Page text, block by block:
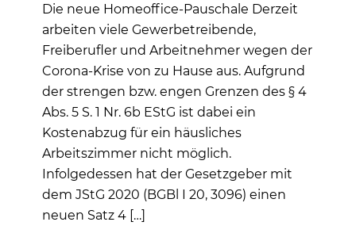
Die neue Homeoffice-Pauschale Derzeit
arbeiten viele Gewerbetreibende,
Freiberufler und Arbeitnehmer wegen der
Corona-Krise von zu Hause aus. Aufgrund
der strengen bzw. engen Grenzen des § 4
Abs. 5 S. 1 Nr. 6b EStG ist dabei ein
Kostenabzug für ein häusliches
Arbeitszimmer nicht möglich.
Infolgedessen hat der Gesetzgeber mit
dem JStG 2020 (BGBl I 20, 3096) einen
neuen Satz 4 […]